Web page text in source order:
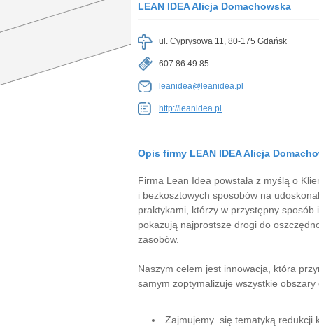
LEAN IDEA Alicja Domachowska
ul. Cyprysowa 11, 80-175 Gdańsk
607 86 49 85
leanidea@leanidea.pl
http://leanidea.pl
Opis firmy LEAN IDEA Alicja
Firma Lean Idea powstała z myślą o
i bezkosztowych sposobów na
praktykami, którzy w przystępny sposób
pokazują najprostsze drogi do
zasobów.
Naszym celem jest innowacja, która
samym zoptymalizuje wszystkie obszary
Zajmujemy się tematyką redukcji